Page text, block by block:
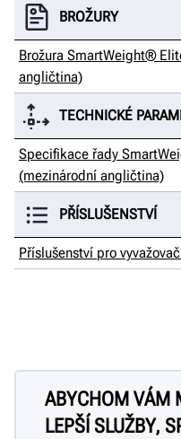
BROŽURY
Brožura SmartWeight®
angličtina)
TECHNICKÉ
Specifikace řady
(mezinárodní angličtina)
PŘÍSLUŠENSTVÍ
Příslušenství pro
ABYCHOM VÁM
LEPŠÍ SLUŽBY,